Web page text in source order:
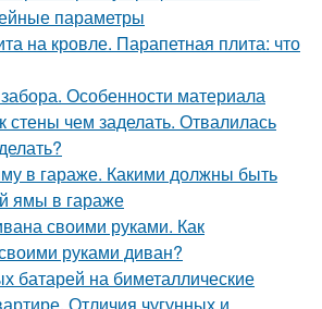
параметры
на кровле. Парапетная плита: что
Особенности материала
стены чем заделать. Отвалилась
в гараже. Какими должны быть
ямы в гараже
своими руками. Как
руками диван?
батарей на биметаллические